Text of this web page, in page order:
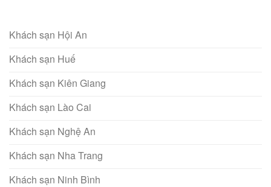
Khách sạn Hội An
Khách sạn Huế
Khách sạn Kiên Giang
Khách sạn Lào Cai
Khách sạn Nghệ An
Khách sạn Nha Trang
Khách sạn Ninh Bình